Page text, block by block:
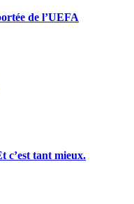
de l’UEFA
c’est tant mieux.